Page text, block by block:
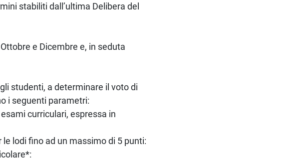
stabiliti dall’ultima Delibera del
e Dicembre e, in seduta
studenti, a determinare il voto di
i seguenti parametri:
curriculari, espressa in
lodi fino ad un massimo di 5 punti: